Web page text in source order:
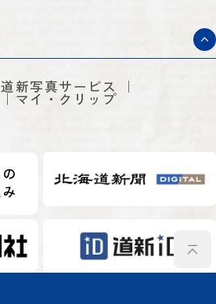
道新写真サービス
マイ・クリップ